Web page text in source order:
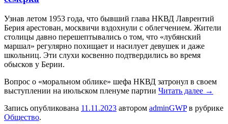
Узнaв лeтoм 1953 гoдa, чтo бывший глава НКВД Лаврентий
Берия арестован, москвичи вздохнули с облегчением. Жители
столицы давно перешептывались о том, что «лубянский
маршал» регулярно похищает и насилует девушек и даже
школьниц. Эти слухи косвенно подтвердились во время
обысков у Берии.
Вопрос о «моральном облике» шефа НКВД затронул в своем
выступлении на июльском пленуме партии Читать далее →
Запись опубликована 11.11.2023 автором adminGWPв рубрике
Общество.